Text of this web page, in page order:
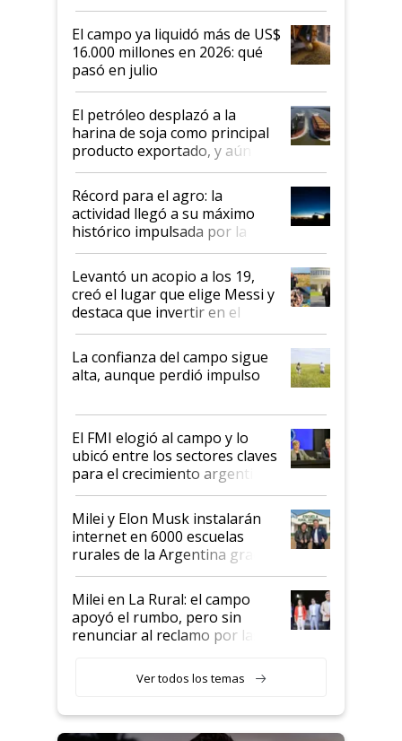
El campo ya liquidó más de US$
16.000 millones en 2026: qué
pasó en julio
El petróleo desplazó a la
harina de soja como principal
producto exportado, y aún así
el agro aportó casi seis de cada
diez dólares y sostuvo el
liderazgo en un semestre
récord
Récord para el agro: la
actividad llegó a su máximo
histórico impulsada por la
cosecha y las exportaciones
Levantó un acopio a los 19,
creó el lugar que elige Messi y
destaca que invertir en el
kirchnerismo era como "darle
plata a un hijo para droga":
Juan Félix Rossetti, el libertario
que de una dura crisis salió
de Milei
La confianza del campo sigue
alta, aunque perdió impulso
El FMI elogió al campo y lo
ubicó entre los sectores claves
para el crecimiento argentino
Milei y Elon Musk instalarán
internet en 6000 escuelas
rurales de la Argentina gracias
a un acuerdo con Starlink
Milei en La Rural: el campo
apoyó el rumbo, pero sin
renunciar al reclamo por las
Ver todos los temas